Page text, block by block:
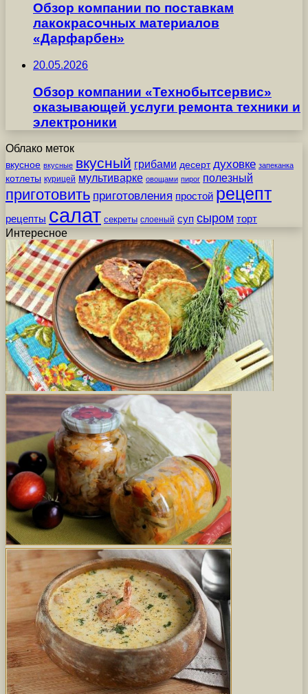
Обзор компании по поставкам
лакокрасочных материалов
«Дарфарбен»
20.05.2026
Обзор компании «Технобытсервис»
оказывающей услуги ремонта техники и
электроники
Облако меток
вкусное вкусные вкусный грибами десерт духовке запеканка
котлеты курицей мультиварке овощами пирог полезный
приготовить приготовления простой рецепт
рецепты салат секреты слоеный суп сыром торт
Интересное